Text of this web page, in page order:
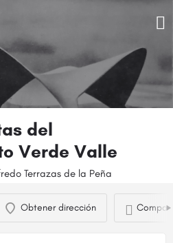
del
Verde Valle
Terrazas de la Peña
Obtener dirección